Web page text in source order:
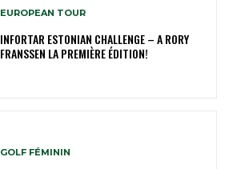
EUROPEAN TOUR
INFORTAR ESTONIAN CHALLENGE – A RORY
FRANSSEN LA PREMIÈRE ÉDITION!
GOLF FÉMININ